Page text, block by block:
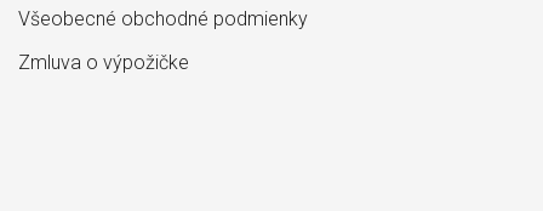
Všeobecné obchodné podmienky
Zmluva o výpožičke